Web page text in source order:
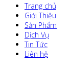
Trang chủ
Giới Thiệu
Sản Phẩm
Dịch Vụ
Tin Tức
Liên hệ